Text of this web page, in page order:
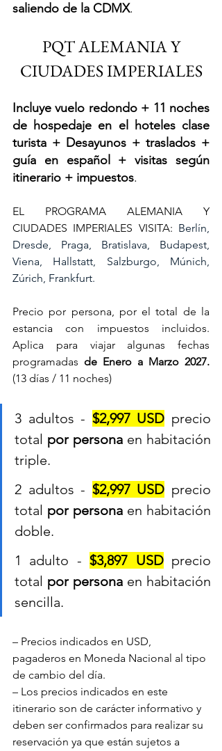
saliendo de la CDMX.
CIUDADES IMPERIALES
Incluye vuelo redondo + 11 noches
de hospedaje en el hoteles clase
turista + Desayunos + traslados +
guía en español + visitas según
itinerario + impuestos.
EL PROGRAMA ALEMANIA Y
CIUDADES IMPERIALES VISITA: Berlín,
Dresde, Praga, Bratislava, Budapest,
Viena, Hallstatt, Salzburgo, Múnich,
Zúrich, Frankfurt.
Precio por persona, por el total de la
estancia con impuestos incluidos.
Aplica para viajar algunas fechas
programadas de Enero a Marzo 2027.
(13 días / 11 noches)
3 adultos - $2,997 USD precio
total por persona en habitación
triple.
2 adultos - $2,997 USD precio
total por persona en habitación
doble.
1 adulto - $3,897 USD precio
total por persona en habitación
sencilla.
– Precios indicados en USD,
pagaderos en Moneda Nacional al tipo
de cambio del día.
– Los precios indicados en este
itinerario son de carácter informativo y
deben ser confirmados para realizar su
reservación ya que están sujetos a